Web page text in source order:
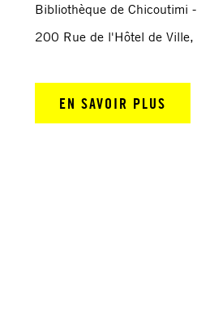
Bibliothèque de Chicoutimi
200 Rue de l'Hôtel de
EN SAVOIR PLUS